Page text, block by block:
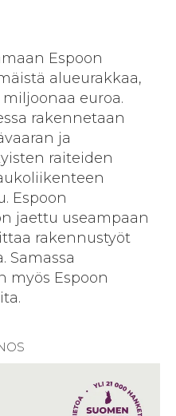
Espoon
alueurakkaa,
euroa.
rakennetaan
ja
raiteiden
Espoon
jaettu useampaan
rakennustyöt
Samassa
myös Espoon